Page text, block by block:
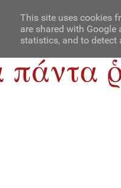
Contact Us About Us
This site uses cookies
are shared with
statistics, and to detect